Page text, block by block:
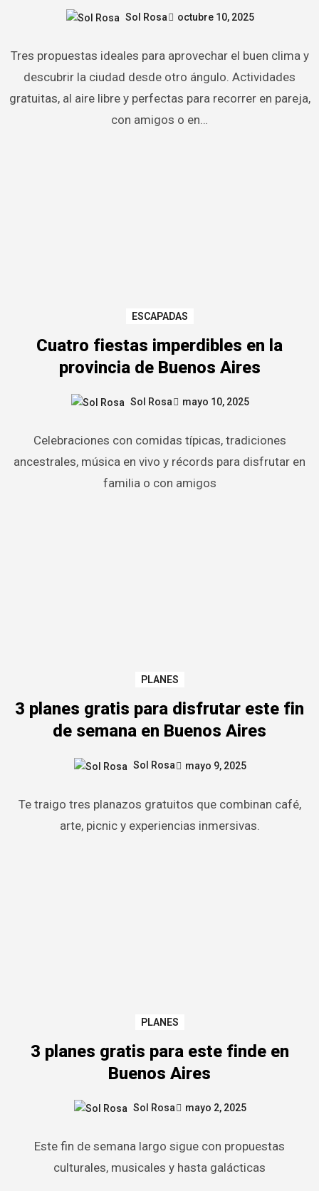
Sol Rosa octubre 10, 2025
Tres propuestas ideales para aprovechar el buen clima y
descubrir la ciudad desde otro ángulo. Actividades
gratuitas, al aire libre y perfectas para recorrer en pareja,
con amigos o en…
ESCAPADAS
Cuatro fiestas imperdibles en la
provincia de Buenos Aires
Sol Rosa mayo 10, 2025
Celebraciones con comidas típicas, tradiciones
ancestrales, música en vivo y récords para disfrutar en
familia o con amigos
PLANES
3 planes gratis para disfrutar este fin
de semana en Buenos Aires
Sol Rosa mayo 9, 2025
Te traigo tres planazos gratuitos que combinan café,
arte, picnic y experiencias inmersivas.
PLANES
3 planes gratis para este finde en
Buenos Aires
Sol Rosa mayo 2, 2025
Este fin de semana largo sigue con propuestas
culturales, musicales y hasta galácticas